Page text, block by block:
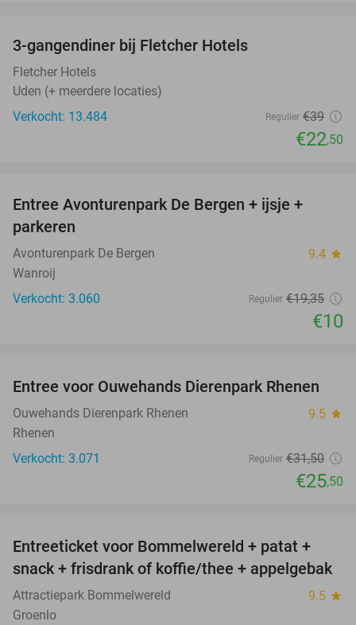
3-gangendiner bij Fletcher Hotels
Fletcher Hotels
Uden (+ meerdere locaties)
Verkocht: 13.484
Regulier €39
€22,50
Entree Avonturenpark De Bergen + ijsje +
parkeren
Avonturenpark De Bergen 9.4 star
Wanroij
Verkocht: 3.060
Regulier €19,35
€10
19%
Entree voor Ouwehands Dierenpark Rhenen
Ouwehands Dierenpark Rhenen 9.5 star
Rhenen
Verkocht: 3.071
Regulier €31,50
€25,50
23%
Entreeticket voor Bommelwereld + patat +
snack + frisdrank of koffie/thee + appelgebak
Attractiepark Bommelwereld 9.5 star
Groenlo